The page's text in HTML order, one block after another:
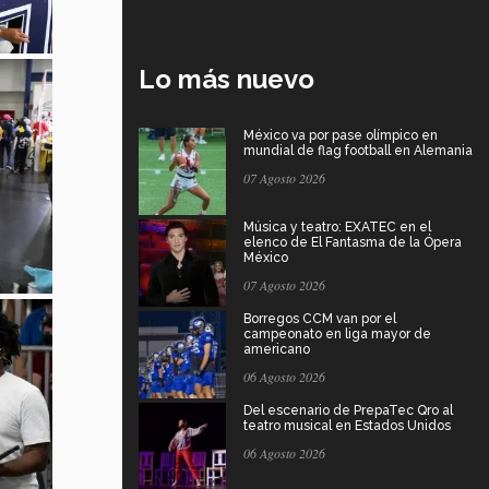
Lo más nuevo
México va por pase olímpico en
mundial de flag football en Alemania
07 Agosto 2026
Música y teatro: EXATEC en el
elenco de El Fantasma de la Ópera
México
07 Agosto 2026
Borregos CCM van por el
campeonato en liga mayor de
americano
06 Agosto 2026
Del escenario de PrepaTec Qro al
teatro musical en Estados Unidos
06 Agosto 2026